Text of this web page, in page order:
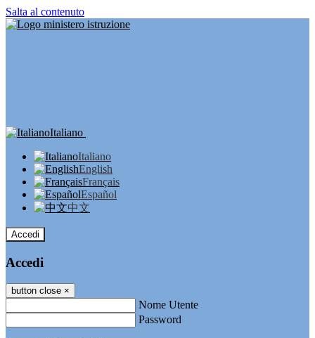
Salta al contenuto
Italiano
Italiano
English
Français
Español
中文
Accedi
Accedi
button close ×
Nome Utente
Password